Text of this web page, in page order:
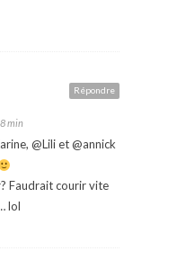
Répondre
min
@Lili et @annick
Faudrait courir vite
lol